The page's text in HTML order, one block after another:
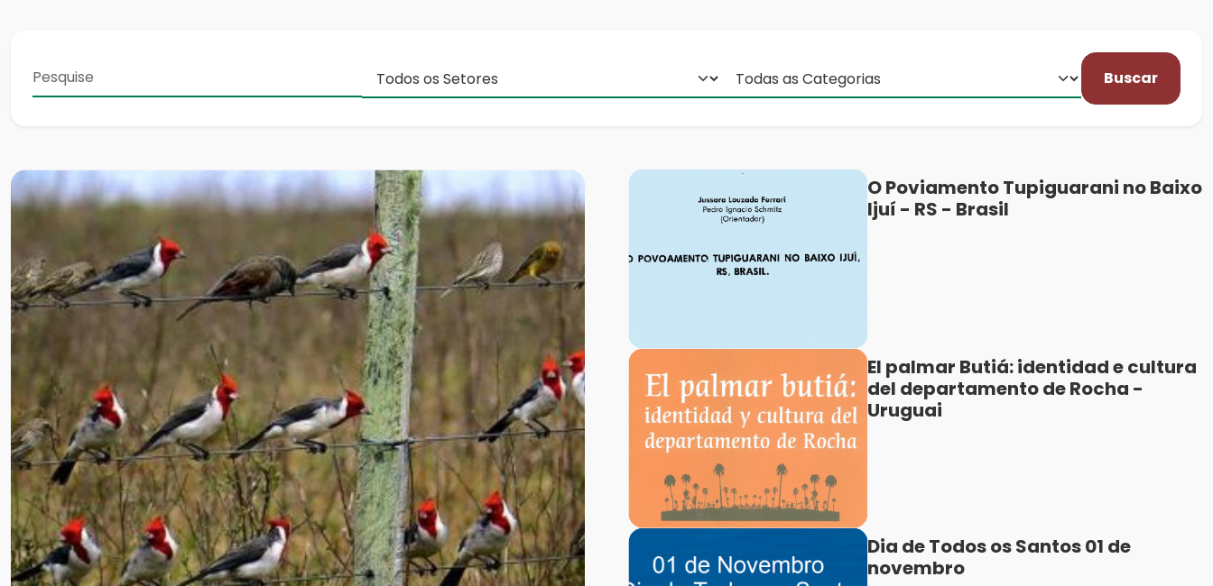
Buscar
O Poviamento Tupiguarani no Baixo
Ijuí - RS - Brasil
El palmar Butiá: identidad e cultura
del departamento de Rocha -
Uruguai
Dia de Todos os Santos 01 de
novembro